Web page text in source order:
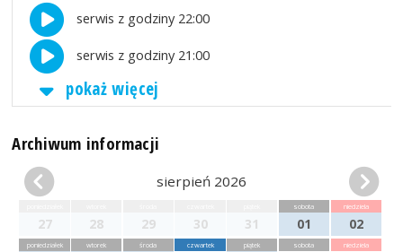
serwis z godziny 22:00
serwis z godziny 21:00
pokaż więcej
Archiwum informacji
sierpień 2026
27 28 29 30 31
sobota
01
niedziela
02
poniedziałek wtorek środa czwartek piątek sobota niedziela